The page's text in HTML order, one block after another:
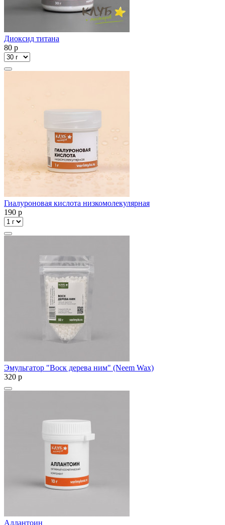
Диоксид титана
80 p
Гиалуроновая кислота низкомолекулярная
190 p
Эмульгатор "Воск дерева ним" (Neem Wax)
320 p
Аллантоин